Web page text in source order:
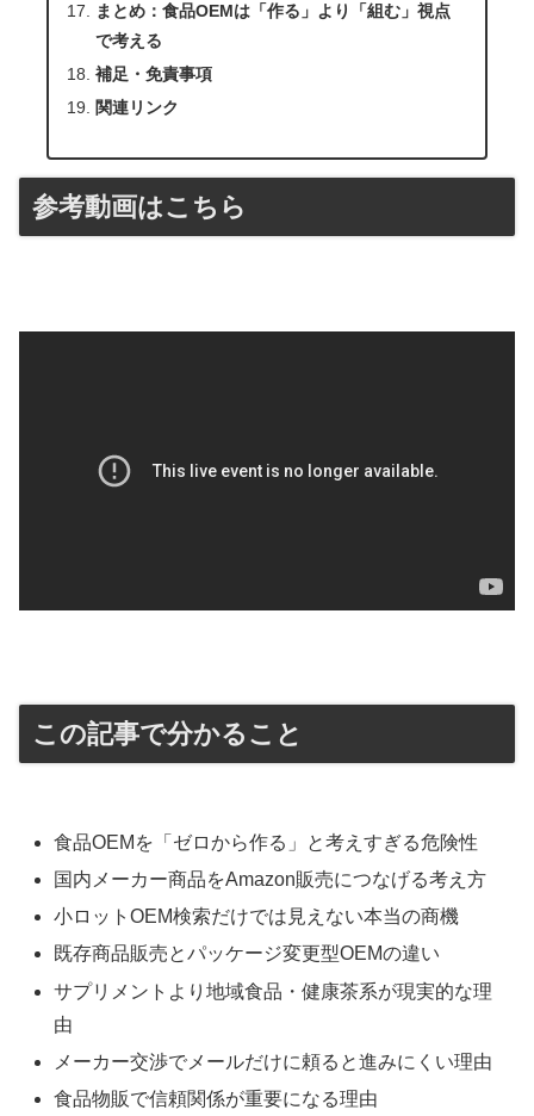
まとめ：食品OEMは「作る」より「組む」視点
で考える
補足・免責事項
関連リンク
参考動画はこちら
この記事で分かること
食品OEMを「ゼロから作る」と考えすぎる危険性
国内メーカー商品をAmazon販売につなげる考え方
小ロットOEM検索だけでは見えない本当の商機
既存商品販売とパッケージ変更型OEMの違い
サプリメントより地域食品・健康茶系が現実的な理
由
メーカー交渉でメールだけに頼ると進みにくい理由
食品物販で信頼関係が重要になる理由